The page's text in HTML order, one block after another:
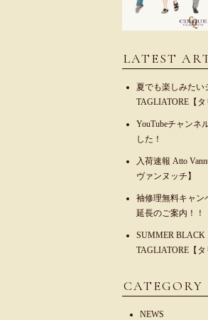
LATEST
夏でも楽しみたい
TAGLIATORE【タ
YouTubeチャンネ
した！
入荷速報 Atto
ヴァンヌッチ】
袖修理無料キャン
延長のご案内！！
SUMMER BLACK
TAGLIATORE【タ
CATEGORY
NEWS